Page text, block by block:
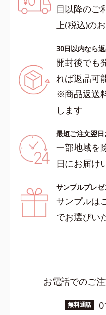
目以降のご
上(税込)の
30日以内なら
開封後でも
れば返品可
※商品返送
します
最短ご注文翌日
一部地域を
日にお届け
サンプルプレゼ
サンプルは
でお選びい
お電話でのご
無料通話